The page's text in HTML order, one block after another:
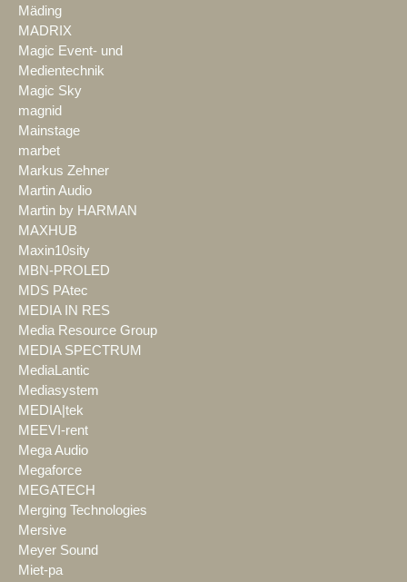
Mäding
MADRIX
Magic Event- und
Medientechnik
Magic Sky
magnid
Mainstage
marbet
Markus Zehner
Martin Audio
Martin by HARMAN
MAXHUB
Maxin10sity
MBN-PROLED
MDS PAtec
MEDIA IN RES
Media Resource Group
MEDIA SPECTRUM
MediaLantic
Mediasystem
MEDIA|tek
MEEVI-rent
Mega Audio
Megaforce
MEGATECH
Merging Technologies
Mersive
Meyer Sound
Miet-pa